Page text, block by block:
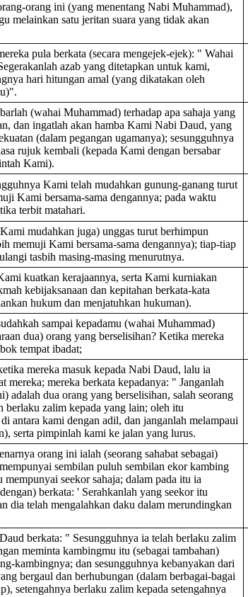
orang ini (yang menentang Nabi Muhammad),
melainkan satu jeritan suara yang tidak akan
pula berkata (secara mengejek-ejek): " Wahai
azab yang ditetapkan untuk kami,
hari hitungan amal (yang dikatakan oleh
(wahai Muhammad) terhadap apa sahaja yang
dan ingatlah akan hamba Kami Nabi Daud, yang
(dalam pegangan ugamanya); sesungguhnya
rujuk kembali (kepada Kami dengan bersabar
Kami).
Kami telah mudahkan gunung-ganang turut
Kami bersama-sama dengannya; pada waktu
terbit matahari.
mudahkan juga) unggas turut berhimpun
memuji Kami bersama-sama dengannya); tiap-tiap
tasbih masing-masing menurutnya.
kuatkan kerajaannya, serta Kami kurniakan
kebijaksanaan dan kepitahan berkata-kata
hukum dan menjatuhkan hukuman).
sampai kepadamu (wahai Muhammad)
dua) orang yang berselisihan? Ketika mereka
tempat ibadat;
mereka masuk kepada Nabi Daud, lalu ia
mereka; mereka berkata kepadanya: " Janganlah
adalah dua orang yang berselisihan, salah seorang
berlaku zalim kepada yang lain; oleh itu
antara kami dengan adil, dan janganlah melampaui
serta pimpinlah kami ke jalan yang lurus.
orang ini ialah (seorang sahabat sebagai)
sembilan puluh sembilan ekor kambing
mempunyai seekor sahaja; dalam pada itu ia
berkata: ' Serahkanlah yang seekor itu
dia telah mengalahkan daku dalam merundingkan
berkata: " Sesungguhnya ia telah berlaku zalim
meminta kambingmu itu (sebagai tambahan)
kambingnya; dan sesungguhnya kebanyakan dari
bergaul dan berhubungan (dalam berbagai-bagai
setengahnya berlaku zalim kepada setengahnya